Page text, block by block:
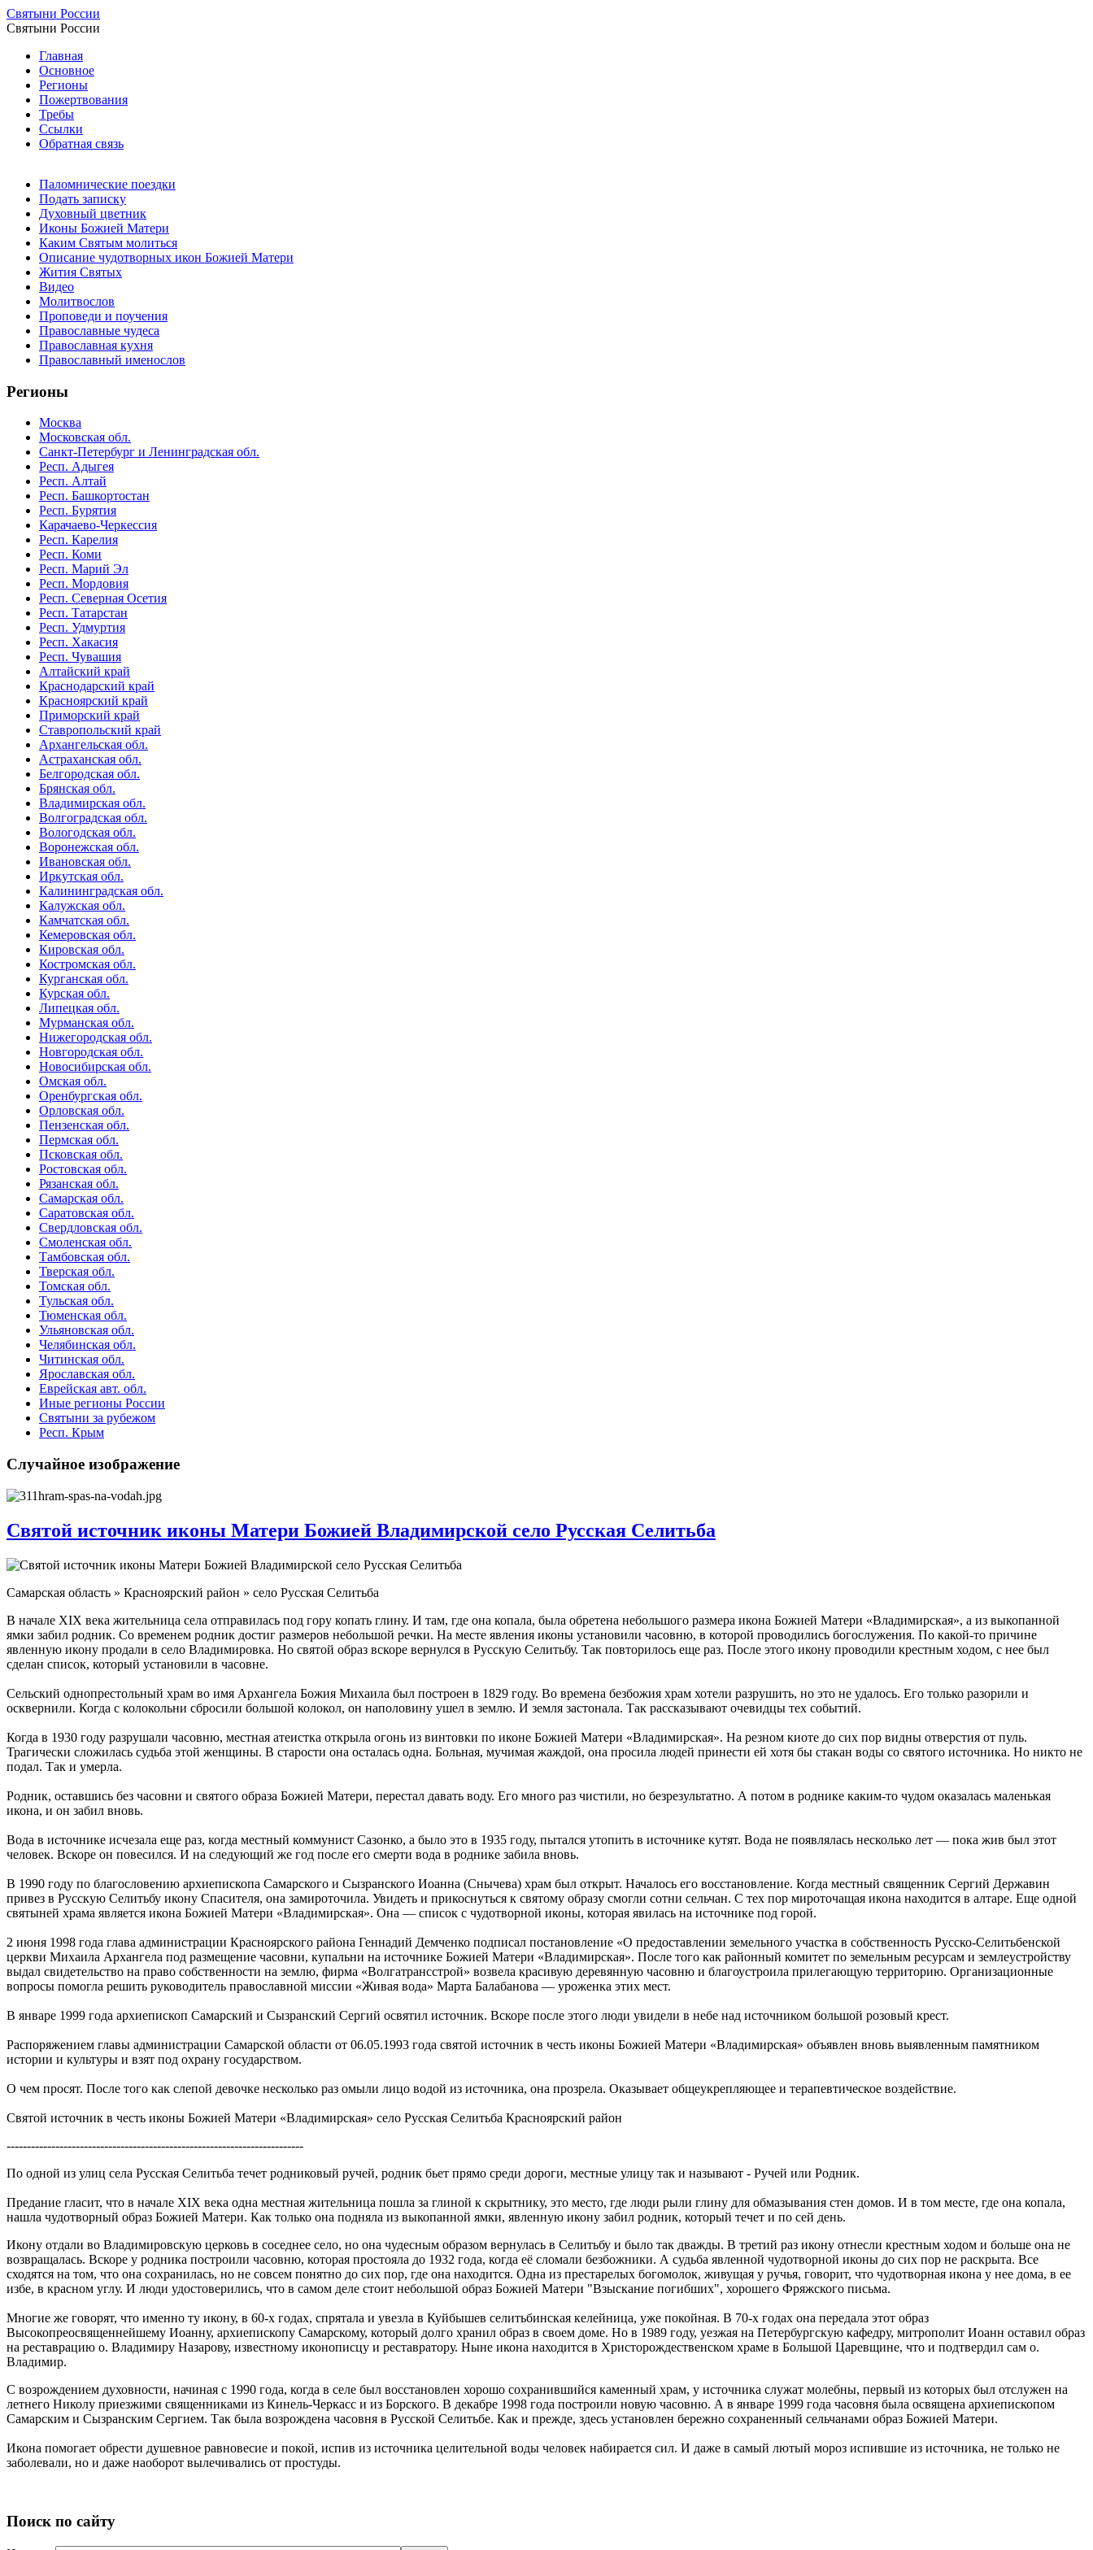
Святыни России
Святыни России
Главная
Основное
Регионы
Пожертвования
Требы
Ссылки
Обратная связь
Паломнические поездки
Подать записку
Духовный цветник
Иконы Божией Матери
Каким Святым молиться
Описание чудотворных икон Божией Матери
Жития Святых
Видео
Молитвослов
Проповеди и поучения
Православные чудеса
Православная кухня
Православный именослов
Регионы
Москва
Московская обл.
Санкт-Петербург и Ленинградская обл.
Респ. Адыгея
Респ. Алтай
Респ. Башкортостан
Респ. Бурятия
Карачаево-Черкессия
Респ. Карелия
Респ. Коми
Респ. Марий Эл
Респ. Мордовия
Респ. Северная Осетия
Респ. Татарстан
Респ. Удмуртия
Респ. Хакасия
Респ. Чувашия
Алтайский край
Краснодарский край
Красноярский край
Приморский край
Ставропольский край
Архангельская обл.
Астраханская обл.
Белгородская обл.
Брянская обл.
Владимирская обл.
Волгоградская обл.
Вологодская обл.
Воронежская обл.
Ивановская обл.
Иркутская обл.
Калининградская обл.
Калужская обл.
Камчатская обл.
Кемеровская обл.
Кировская обл.
Костромская обл.
Курганская обл.
Курская обл.
Липецкая обл.
Мурманская обл.
Нижегородская обл.
Новгородская обл.
Новосибирская обл.
Омская обл.
Оренбургская обл.
Орловская обл.
Пензенская обл.
Пермская обл.
Псковская обл.
Ростовская обл.
Рязанская обл.
Самарская обл.
Саратовская обл.
Свердловская обл.
Смоленская обл.
Тамбовская обл.
Тверская обл.
Томская обл.
Тульская обл.
Тюменская обл.
Ульяновская обл.
Челябинская обл.
Читинская обл.
Ярославская обл.
Еврейская авт. обл.
Иные регионы России
Святыни за рубежом
Респ. Крым
Случайное изображение
Святой источник иконы Матери Божией Владимирской село Русская Селитьба
Самарская область » Красноярский район » село Русская Селитьба
В начале XIX века жительница села отправилась под гору копать глину. И там, где она копала, была обретена небольшого размера икона Божией Матери «Владимирская», а из выкопанной
ямки забил родник. Со временем родник достиг размеров небольшой речки. На месте явления иконы установили часовню, в которой проводились богослужения. По какой-то причине
явленную икону продали в село Владимировка. Но святой образ вскоре вернулся в Русскую Селитьбу. Так повторилось еще раз. После этого икону проводили крестным ходом, с нее был
сделан список, который установили в часовне.
Сельский однопрестольный храм во имя Архангела Божия Михаила был построен в 1829 году. Во времена безбожия храм хотели разрушить, но это не удалось. Его только разорили и
осквернили. Когда с колокольни сбросили большой колокол, он наполовину ушел в землю. И земля застонала. Так рассказывают очевидцы тех событий.
Когда в 1930 году разрушали часовню, местная атеистка открыла огонь из винтовки по иконе Божией Матери «Владимирская». На резном киоте до сих пор видны отверстия от пуль.
Трагически сложилась судьба этой женщины. В старости она осталась одна. Больная, мучимая жаждой, она просила людей принести ей хотя бы стакан воды со святого источника. Но никто не
подал. Так и умерла.
Родник, оставшись без часовни и святого образа Божией Матери, перестал давать воду. Его много раз чистили, но безрезультатно. А потом в роднике каким-то чудом оказалась маленькая
икона, и он забил вновь.
Вода в источнике исчезала еще раз, когда местный коммунист Сазонко, а было это в 1935 году, пытался утопить в источнике кутят. Вода не появлялась несколько лет — пока жив был этот
человек. Вскоре он повесился. И на следующий же год после его смерти вода в роднике забила вновь.
В 1990 году по благословению архиепископа Самарского и Сызранского Иоанна (Снычева) храм был открыт. Началось его восстановление. Когда местный священник Сергий Державин
привез в Русскую Селитьбу икону Спасителя, она замироточила. Увидеть и прикоснуться к святому образу смогли сотни сельчан. С тех пор мироточащая икона находится в алтаре. Еще одной
святыней храма является икона Божией Матери «Владимирская». Она — список с чудотворной иконы, которая явилась на источнике под горой.
2 июня 1998 года глава администрации Красноярского района Геннадий Демченко подписал постановление «О предоставлении земельного участка в собственность Русско-Селитьбенской
церкви Михаила Архангела под размещение часовни, купальни на источнике Божией Матери «Владимирская». После того как районный комитет по земельным ресурсам и землеустройству
выдал свидетельство на право собственности на землю, фирма «Волгатрансстрой» возвела красивую деревянную часовню и благоустроила прилегающую территорию. Организационные
вопросы помогла решить руководитель православной миссии «Живая вода» Марта Балабанова — уроженка этих мест.
В январе 1999 года архиепископ Самарский и Сызранский Сергий освятил источник. Вскоре после этого люди увидели в небе над источником большой розовый крест.
Распоряжением главы администрации Самарской области от 06.05.1993 года святой источник в честь иконы Божией Матери «Владимирская» объявлен вновь выявленным памятником
истории и культуры и взят под охрану государством.
О чем просят. После того как слепой девочке несколько раз омыли лицо водой из источника, она прозрела. Оказывает общеукрепляющее и терапевтическое воздействие.
Святой источник в честь иконы Божией Матери «Владимирская» село Русская Селитьба Красноярский район
-------------------------------------------------------------------------
По одной из улиц села Русская Селитьба течет родниковый ручей, родник бьет прямо среди дороги, местные улицу так и называют - Ручей или Родник.
Предание гласит, что в начале XIX века одна местная жительница пошла за глиной к скрытнику, это место, где люди рыли глину для обмазывания стен домов. И в том месте, где она копала,
нашла чудотворный образ Божией Матери. Как только она подняла из выкопанной ямки, явленную икону забил родник, который течет и по сей день.
Икону отдали во Владимировскую церковь в соседнее село, но она чудесным образом вернулась в Селитьбу и было так дважды. В третий раз икону отнесли крестным ходом и больше она не
возвращалась. Вскоре у родника построили часовню, которая простояла до 1932 года, когда её сломали безбожники. А судьба явленной чудотворной иконы до сих пор не раскрыта. Все
сходятся на том, что она сохранилась, но не совсем понятно до сих пор, где она находится. Одна из престарелых богомолок, живущая у ручья, говорит, что чудотворная икона у нее дома, в ее
избе, в красном углу. И люди удостоверились, что в самом деле стоит небольшой образ Божией Матери "Взыскание погибших", хорошего Фряжского письма.
Многие же говорят, что именно ту икону, в 60-х годах, спрятала и увезла в Куйбышев селитьбинская келейница, уже покойная. В 70-х годах она передала этот образ
Высокопреосвященнейшему Иоанну, архиепископу Самарскому, который долго хранил образ в своем доме. Но в 1989 году, уезжая на Петербургскую кафедру, митрополит Иоанн оставил образ
на реставрацию о. Владимиру Назарову, известному иконописцу и реставратору. Ныне икона находится в Христорождественском храме в Большой Царевщине, что и подтвердил сам о.
Владимир.
С возрождением духовности, начиная с 1990 года, когда в селе был восстановлен хорошо сохранившийся каменный храм, у источника служат молебны, первый из которых был отслужен на
летнего Николу приезжими священниками из Кинель-Черкасс и из Борского. В декабре 1998 года построили новую часовню. А в январе 1999 года часовня была освящена архиепископом
Самарским и Сызранским Сергием. Так была возрождена часовня в Русской Селитьбе. Как и прежде, здесь установлен бережно сохраненный сельчанами образ Божией Матери.
Икона помогает обрести душевное равновесие и покой, испив из источника целительной воды человек набирается сил. И даже в самый лютый мороз испившие из источника, не только не
заболевали, но и даже наоборот вылечивались от простуды.
Поиск по сайту